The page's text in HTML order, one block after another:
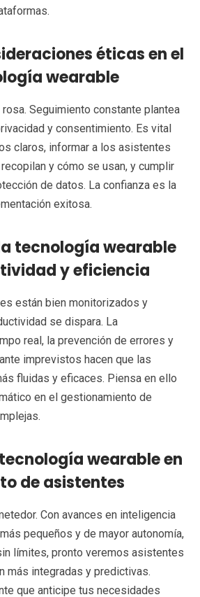
éticas en el
wearable
Seguimiento constante plantea
y consentimiento. Es vital
claros, informar a los asistentes
y cómo se usan, y cumplir
de datos. La confianza es la
exitosa.
tecnología wearable
y eficiencia
están bien monitorizados y
se dispara. La
real, la prevención de errores y
imprevistos hacen que las
fluidas y eficaces. Piensa en ello
en el gestionamiento de
wearable en
de asistentes
Con avances en inteligencia
pequeños y de mayor autonomía,
límites, pronto veremos asistentes
más integradas y predictivas.
que anticipe tus necesidades